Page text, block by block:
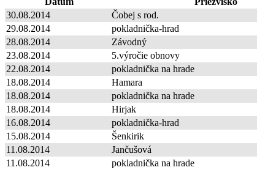
30.08.2014
Čobej s rod.
29.08.2014
pokladnička-hrad
28.08.2014
Závodný
23.08.2014
5.výročie obnovy
22.08.2014
pokladnička na hrade
18.08.2014
Hamara
18.08.2014
pokladnička na hrade
18.08.2014
Hirjak
16.08.2014
pokladnička-hrad
15.08.2014
Šenkirik
11.08.2014
Jančušová
11.08.2014
pokladnička na hrade